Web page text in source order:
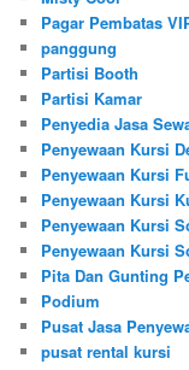
Pagar Pembatas
panggung
Partisi Booth
Partisi Kamar
Penyedia Jasa
Penyewaan Kursi
Penyewaan Kursi
Penyewaan Kursi
Penyewaan Kursi
Penyewaan Kursi
Pita Dan Gunting
Podium
Pusat Jasa
pusat rental kursi